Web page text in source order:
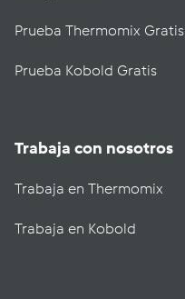
Prueba Thermomix Gratis
Prueba Kobold Gratis
Trabaja con nosotros
Trabaja en Thermomix
Trabaja en Kobold